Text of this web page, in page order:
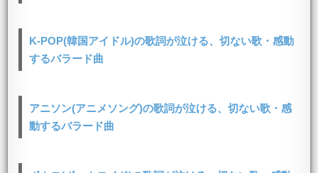
K-POP(韓国アイドル)の歌詞が泣ける、切ない歌・感動
するバラード曲
アニソン(アニメソング)の歌詞が泣ける、切ない歌・感
動するバラード曲